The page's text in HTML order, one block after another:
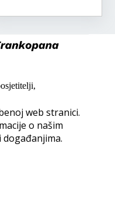
web stranici.
o našim